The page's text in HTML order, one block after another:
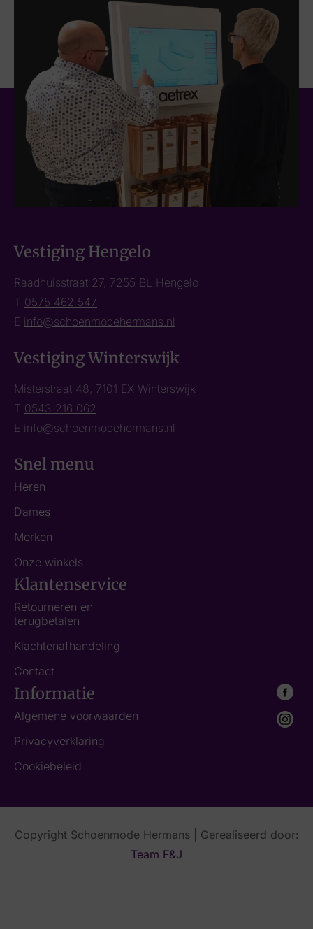
Vestiging Hengelo
Raadhuisstraat 27, 7255 BL Hengelo
T 0575 462 547
E info@schoenmodehermans.nl
Vestiging Winterswijk
Misterstraat 48, 7101 EX Winterswijk
T 0543 216 062
E info@schoenmodehermans.nl
Snel menu
Heren
Dames
Merken
Onze winkels
Klantenservice
Retourneren en
terugbetalen
Klachtenafhandeling
Contact
Informatie
Algemene voorwaarden
Privacyverklaring
Cookiebeleid
Copyright Schoenmode Hermans | Gerealiseerd door:
Team F&J